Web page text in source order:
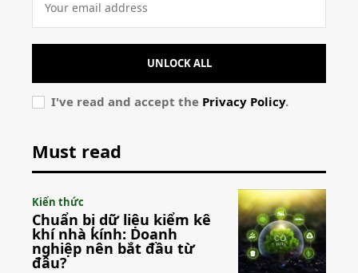
UNLOCK ALL
I've read and accept the Privacy Policy.
Must read
Kiến thức
Chuẩn bị dữ liệu kiểm kê
khí nhà kính: Doanh
nghiệp nên bắt đầu từ
đâu?